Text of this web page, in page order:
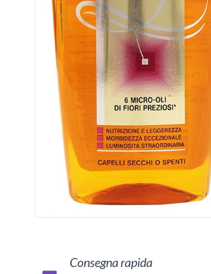
Consegna rapida